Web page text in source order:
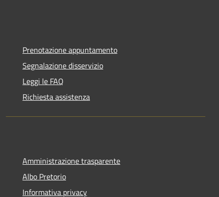
Prenotazione appuntamento
Segnalazione disservizio
Leggi le FAQ
Richiesta assistenza
Amministrazione trasparente
Albo Pretorio
Informativa privacy